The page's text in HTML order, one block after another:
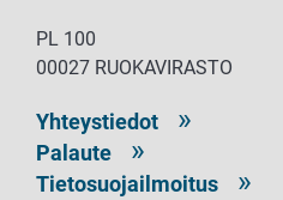
PL 100
00027 RUOKAVIRASTO
Yhteystiedot
Palaute
Tietosuojailmoitus